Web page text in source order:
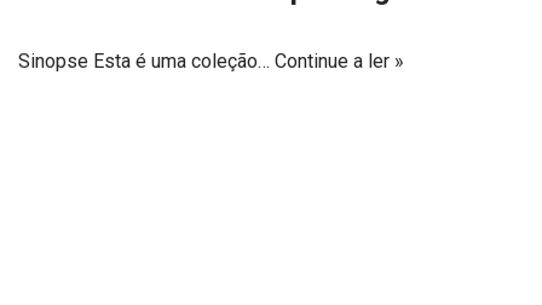
Sinopse Esta é uma coleção… Continue a ler »